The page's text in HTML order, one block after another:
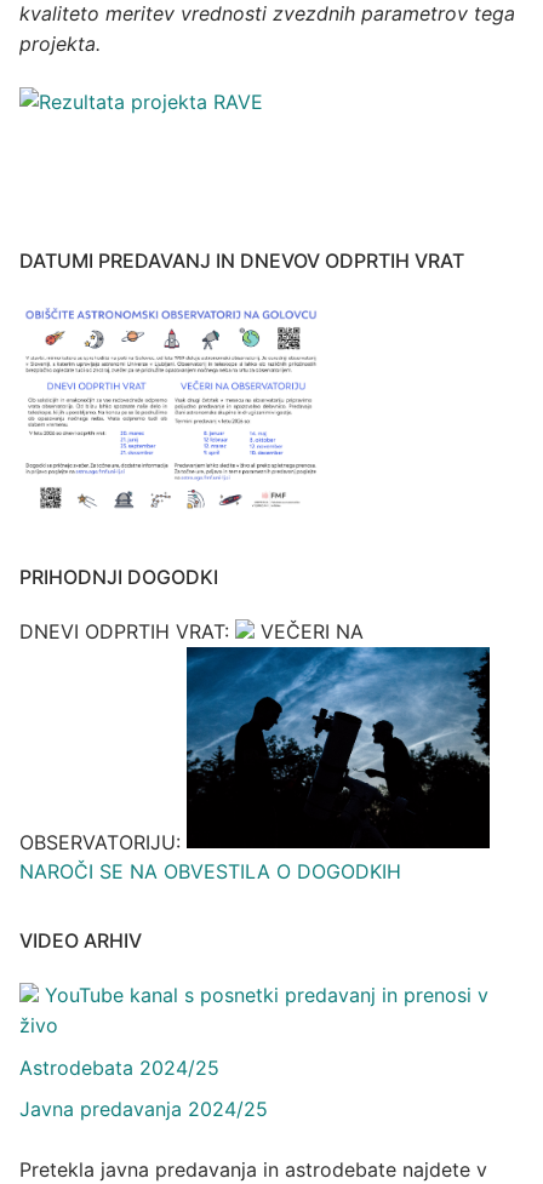
kvaliteto meritev vrednosti zvezdnih parametrov tega
projekta.
DATUMI PREDAVANJ IN DNEVOV ODPRTIH VRAT
PRIHODNJI DOGODKI
DNEVI ODPRTIH VRAT: VEČERI NA
OBSERVATORIJU:
NAROČI SE NA OBVESTILA O DOGODKIH
VIDEO ARHIV
YouTube kanal s posnetki predavanj in prenosi v
živo
Astrodebata 2024/25
Javna predavanja 2024/25
Pretekla javna predavanja in astrodebate najdete v